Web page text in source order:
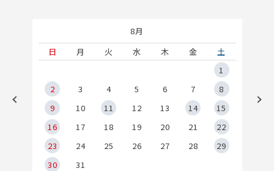
8月
日
月 火 水 木 金
土
1
2
3 4 5 6 7
8
9
10 11 12 13 14
15
16
17 18 19 20 21
22
23
24 25 26 27 28
29
30
31